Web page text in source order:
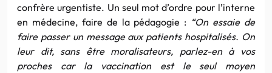
confrère urgentiste. Un seul mot d’ordre pour l’interne
en médecine, faire de la pédagogie : “On essaie de
faire passer un message aux patients hospitalisés. On
leur dit, sans être moralisateurs, parlez-en à vos
proches car la vaccination est le seul moyen